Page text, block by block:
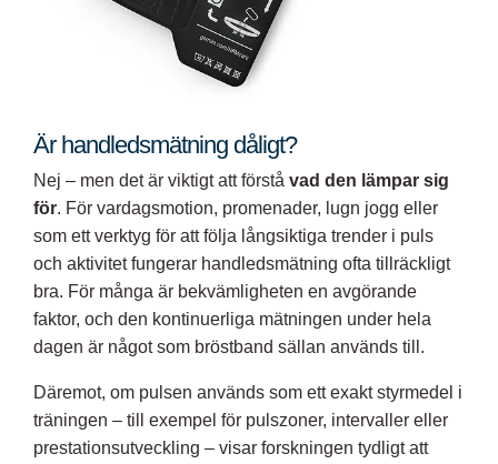
Är handledsmätning dåligt?
Nej – men det är viktigt att förstå vad den lämpar sig
för. För vardagsmotion, promenader, lugn jogg eller
som ett verktyg för att följa långsiktiga trender i puls
och aktivitet fungerar handledsmätning ofta tillräckligt
bra. För många är bekvämligheten en avgörande
faktor, och den kontinuerliga mätningen under hela
dagen är något som bröstband sällan används till.
Däremot, om pulsen används som ett exakt styrmedel i
träningen – till exempel för pulszoner, intervaller eller
prestationsutveckling – visar forskningen tydligt att